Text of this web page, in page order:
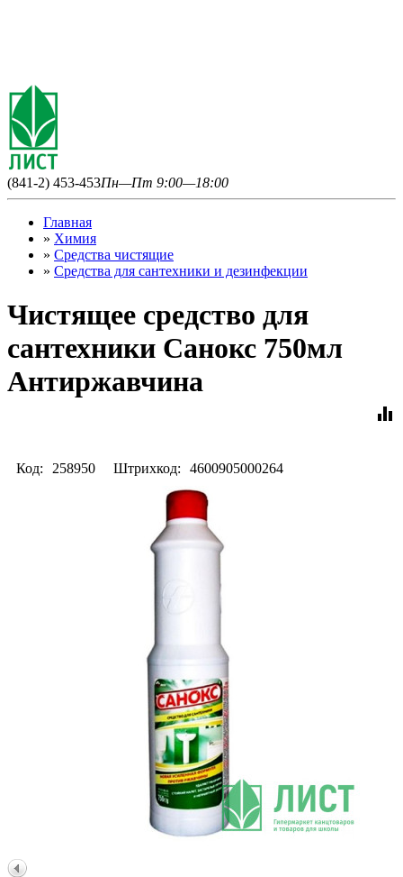
(841-2) 453-453Пн—Пт 9:00—18:00
Главная
» Химия
» Средства чистящие
» Средства для сантехники и дезинфекции
Чистящее средство для
сантехники Санокс 750мл
Антиржавчина
equalizer
Код: 258950 Штрихкод: 4600905000264